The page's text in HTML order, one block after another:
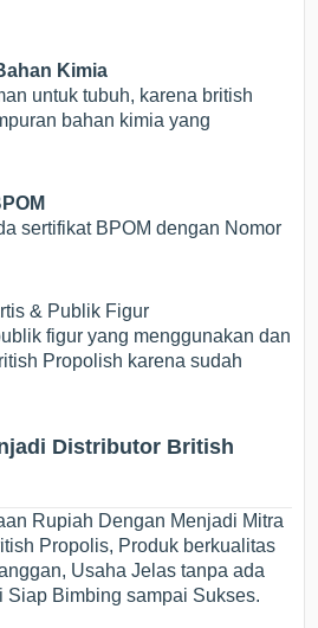
Kimia
untuk tubuh, karena british
bahan kimia yang
sertifikat BPOM dengan Nomor
& Publik Figur
figur yang menggunakan dan
Propolish karena sudah
Distributor British
Rupiah Dengan Menjadi Mitra
Propolis, Produk berkualitas
Usaha Jelas tanpa ada
Siap Bimbing sampai Sukses.